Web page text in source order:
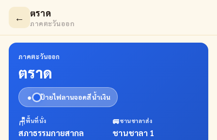
← ตราด
ภาคตะวันออก
ภาคตะวันออก
ตราด
● ป้ายไฟลานจอดสีน้ำเงิน
🪑พื้นที่นั่ง
สภาธรรมกายสากล
🚐ชานชาลาส่ง
ชานชาลา 1